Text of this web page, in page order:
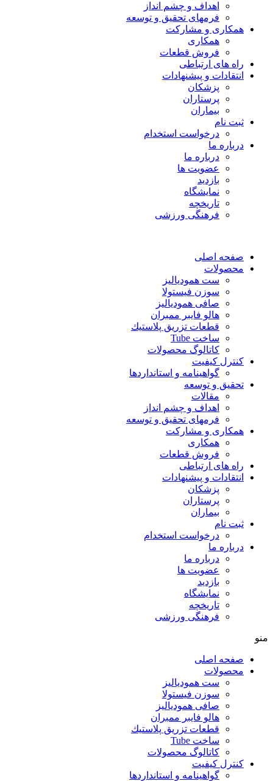
اهداف و چشم انداز
فرمهای تحقیق و توسعه
همکاری و مشارکت
همکاری
فروش قطعات
راه های ارتباطی
انتقادات و پيشنهادات
پزشكان
پرستاران
بيماران
ثبت نام
درخواست استخدام
درباره ما
درباره ما
عضویت ها
بازدید
نمایشگاه
تاريخچه
فرهنگی ورزشی
صفحه اصلی
محصولات
ست همودیالیز
سوزن فیستولا
صافی همودیالیز
هالو فایبر ممبران
قطعات تزريق پلاستيك
ساخت Tube
کاتالوگ محصولات
کنترل کیفیت
گواهينامه و استانداردها
تحقيق و توسعه
مقالات
اهداف و چشم انداز
فرمهای تحقیق و توسعه
همکاری و مشارکت
همکاری
فروش قطعات
راه های ارتباطی
انتقادات و پيشنهادات
پزشكان
پرستاران
بيماران
ثبت نام
درخواست استخدام
درباره ما
درباره ما
عضویت ها
بازدید
نمایشگاه
تاريخچه
فرهنگی ورزشی
منو
صفحه اصلی
محصولات
ست همودیالیز
سوزن فیستولا
صافی همودیالیز
هالو فایبر ممبران
قطعات تزريق پلاستيك
ساخت Tube
کاتالوگ محصولات
کنترل کیفیت
گواهينامه و استانداردها